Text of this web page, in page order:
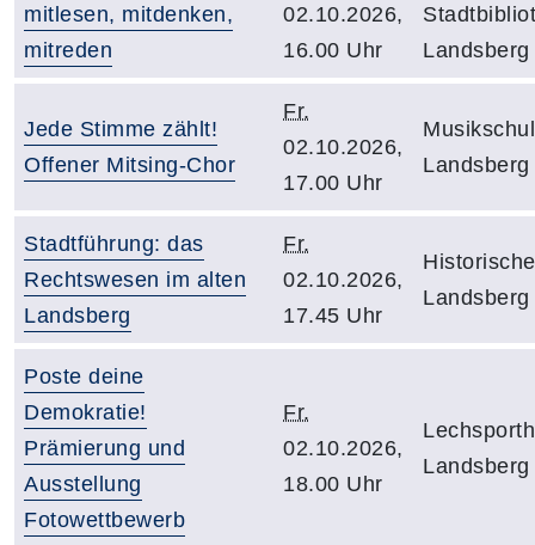
mitlesen, mitdenken,
mitreden
02.10.2026,
16.00 Uhr
Landsberg
Jede Stimme zählt!
Offener Mitsing-Chor
Fr.
02.10.2026,
17.00 Uhr
Landsberg
Stadtführung: das
Rechtswesen im alten
Landsberg
Fr.
02.10.2026,
17.45 Uhr
Landsberg
Poste deine
Demokratie!
Prämierung und
Ausstellung
Fotowettbewerb
Fr.
02.10.2026,
18.00 Uhr
Landsberg